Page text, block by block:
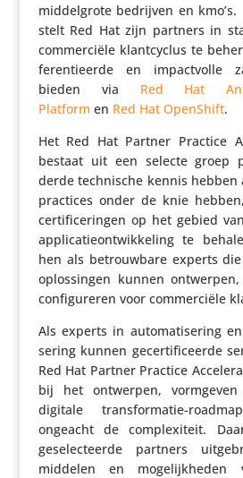
middel­grote bedrijven en
stelt Red Hat zijn partners in
commer­ciële klant­cy­clus te
fe­ren­ti­eerde en impact­volle
bieden via Red Hat
Platform en Red Hat OpenShift.
Het Red Hat Partner Practice
bestaat uit een selecte groep
derde tech­ni­sche kennis hebben
practices onder de knie
certi­fi­ce­ringen op het gebied
appli­ca­tie­ont­wik­ke­ling te
hen als betrouw­bare experts
oplos­singen kunnen
confi­gu­reren voor commer­ciële
Als experts in auto­ma­ti­se­ring
se­ring kunnen gecer­ti­fi­ceerde
Red Hat Partner Practice
bij het ontwerpen,
digitale trans­for­matie-
ongeacht de complexi­teit.
gese­lec­teerde partners
middelen en moge­lijk­heden